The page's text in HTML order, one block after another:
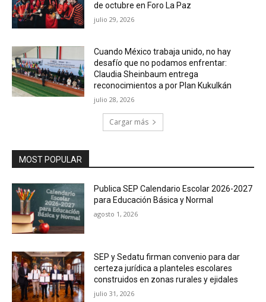
de octubre en Foro La Paz
julio 29, 2026
Cuando México trabaja unido, no hay
desafío que no podamos enfrentar:
Claudia Sheinbaum entrega
reconocimientos a por Plan Kukulkán
julio 28, 2026
Cargar más
MOST POPULAR
Publica SEP Calendario Escolar 2026-2027
para Educación Básica y Normal
agosto 1, 2026
SEP y Sedatu firman convenio para dar
certeza jurídica a planteles escolares
construidos en zonas rurales y ejidales
julio 31, 2026